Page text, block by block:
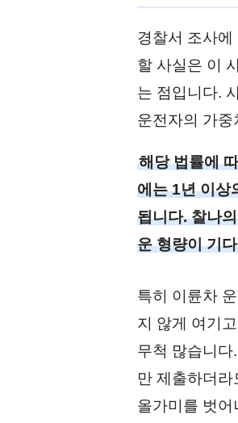
경찰서 조사
할 사실은 이
는 점입니다.
운전자의 가
해당 법률에
에는 1년 이상
됩니다. 찰나
운 형량이 기
특히 이륜차
지 않게 여기
무척 많습니
만 제출하더
올가미를 벗